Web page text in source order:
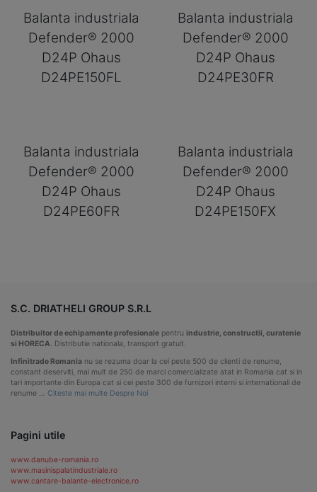
Balanta industriala
Defender® 2000
D24P Ohaus
D24PE150FL
Balanta industriala
Defender® 2000
D24P Ohaus
D24PE30FR
Balanta industriala
Defender® 2000
D24P Ohaus
D24PE60FR
Balanta industriala
Defender® 2000
D24P Ohaus
D24PE150FX
S.C. DRIATHELI GROUP S.R.L
Distribuitor de echipamente profesionale pentru industrie, constructii, curatenie
si HORECA . Distributie nationala, transport gratuit.
Infinitrade Romania nu se rezuma doar la cei peste 500 de clienti de renume,
constant deserviti, mai mult de 250 de marci comercializate atat in Romania cat si in
tari importante din Europa cat si cei peste 300 de furnizori interni si internationali de
renume … Citeste mai multe Despre Noi
Pagini utile
www.danube-romania.ro
www.masinispalatindustriale.ro
www.cantare-balante-electronice.ro